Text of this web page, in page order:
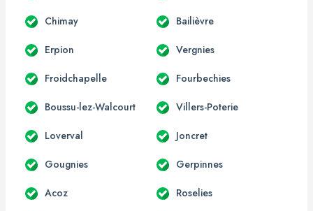
Chimay Bailièvre
Erpion Vergnies
Froidchapelle Fourbechies
Boussu-lez-Walcourt Villers-Poterie
Loverval Joncret
Gougnies Gerpinnes
Acoz Roselies